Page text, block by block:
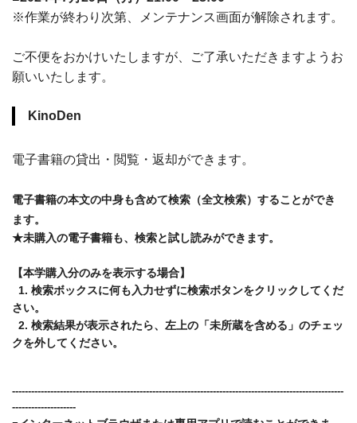
※作業が終わり次第、メンテナンス画面が解除されます。
ご不便をおかけいたしますが、ご了承いただきますようお
願いいたします。
KinoDen
電子書籍の貸出・閲覧・返却ができます。
電子書籍の本文の中身も含めて検索（全文検索）することができ
ます。
★未購入の電子書籍も、検索と試し読みができます。
【本学購入分のみを表示する場合】
1. 検索ボックスに何も入力せずに検索ボタンをクリックしてくだ
さい。
2. 検索結果が表示されたら、左上の「未所蔵を含める」のチェッ
クを外してください。
--------------------------------------------------------------------------------------------------------
--------------------